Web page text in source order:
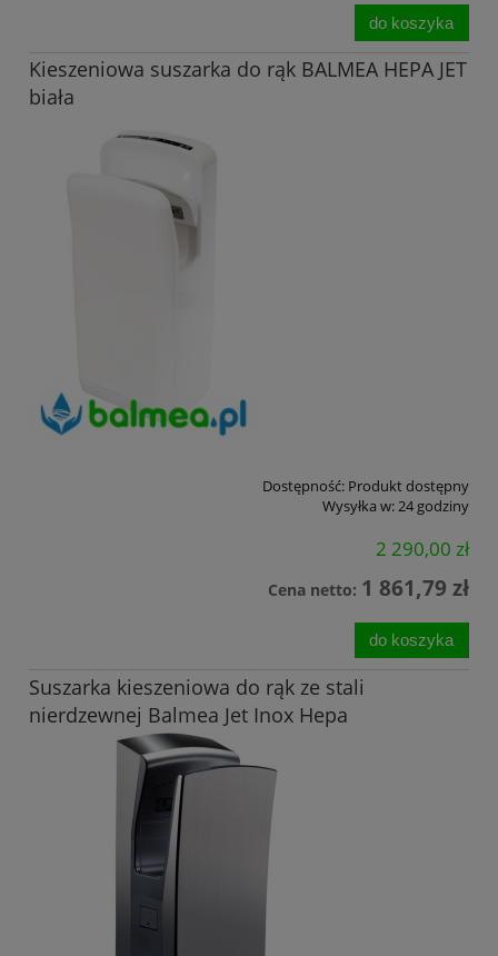
do koszyka
Kieszeniowa suszarka do rąk BALMEA HEPA JET
biała
Dostępność: Produkt dostępny
Wysyłka w:24 godziny
2 290,00 zł
Cena netto: 1 861,79 zł
do koszyka
Suszarka kieszeniowa do rąk ze stali
nierdzewnej Balmea Jet Inox Hepa